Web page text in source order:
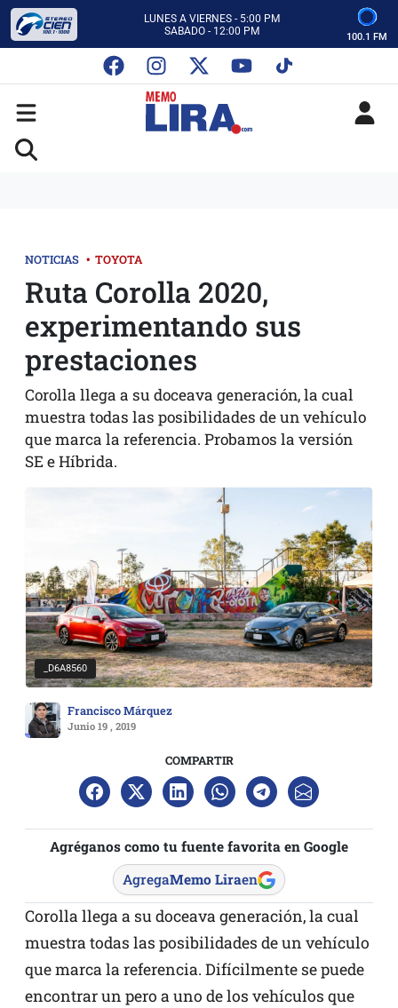
ESCUCHA AUTOS AL CIEN
CON MEMO LIRA Y SU EQUIPO
SABADO - 12:00 PM
ESCUCHA AUTOS AL CIEN
CON MEMO LIRA Y SU EQUIPO
LUNES A VIERNES - 5:00 PM
SABADO - 12:00 PM
100.1 FM
NOTICIAS • TOYOTA
Ruta Corolla 2020,
experimentando sus
prestaciones
Corolla llega a su doceava generación, la cual
muestra todas las posibilidades de un vehículo
que marca la referencia. Probamos la versión
SE e Híbrida.
_D6A8560
Francisco Márquez
Junio 19 , 2019
COMPARTIR
Agréganos como tu fuente favorita en Google
AgregaMemo Liraen
Corolla llega a su doceava generación, la cual
muestra todas las posibilidades de un vehículo
que marca la referencia. Difícilmente se puede
encontrar un pero a uno de los vehículos que